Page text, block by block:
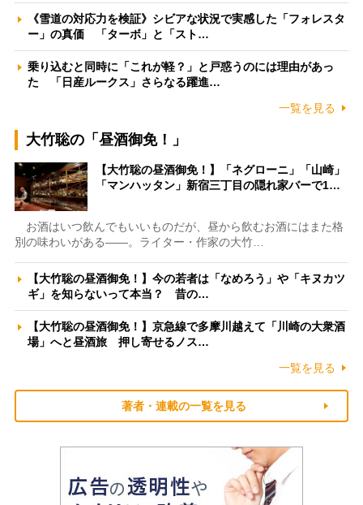
《雪道の対応力を検証》シビアな状況で実感した「フォレスタ
ー」の真価 「ターボ」と「スト…
乗り込むと同時に「これが軽？」と戸惑うのには理由があっ
た 「日産ルークス」さらなる躍進…
一覧を見る
大竹聡の「昼酒御免！」
【大竹聡の昼酒御免！】「ネグローニ」「山崎」
「マンハッタン」新宿三丁目の隠れ家バーで1…
お酒はいつ飲んでもいいものだが、昼から飲むお酒にはまた格
別の味わいがある――。ライター・作家の大竹…
【大竹聡の昼酒御免！】今の若者は「なめろう」や「キヌカツ
ギ」を知らないって本当？ 昔の…
【大竹聡の昼酒御免！】京急線で多摩川越えて「川崎の大衆酒
場」へと昼酒旅 押し寄せるノス…
一覧を見る
著者・連載の一覧を見る